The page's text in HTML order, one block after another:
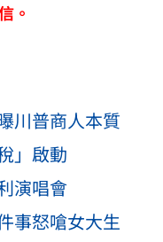
。
川普商人本質
」啟動
演唱會
事怒嗆女大生